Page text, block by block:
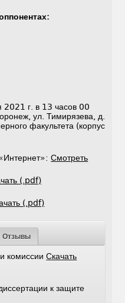
2021 г. в 13 часов 00
ул. Тимирязева, д.
факультета (корпус
Смотреть
(.pdf)
(.pdf)
Отзывы
комиссииСкачать
к защите